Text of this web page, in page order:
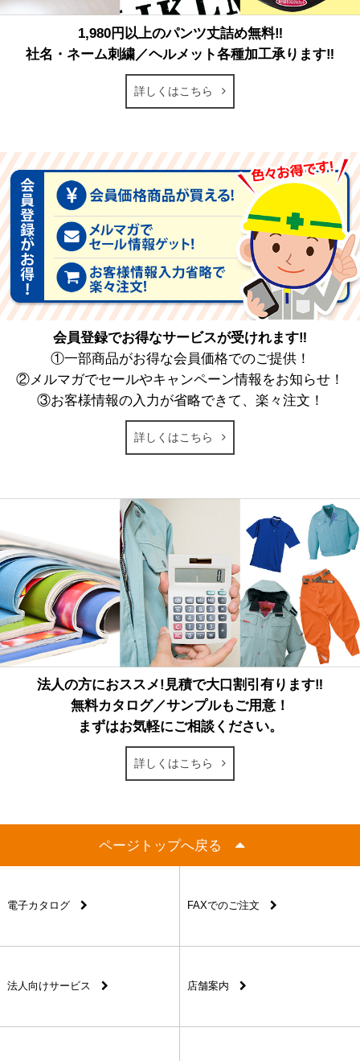
1,980円以上のパンツ丈詰め無料‼
社名・ネーム刺繍／ヘルメット各種加工承ります‼
詳しくはこちら
会員登録でお得なサービスが受けれます‼
①一部商品がお得な会員価格でのご提供！
②メルマガでセールやキャンペーン情報をお知らせ！
③お客様情報の入力が省略できて、楽々注文！
詳しくはこちら
法人の方におススメ!見積で大口割引有ります‼
無料カタログ／サンプルもご用意！
まずはお気軽にご相談ください。
詳しくはこちら
ページトップへ戻る
電子カタログ FAXでのご注文
法人向けサービス 店舗案内